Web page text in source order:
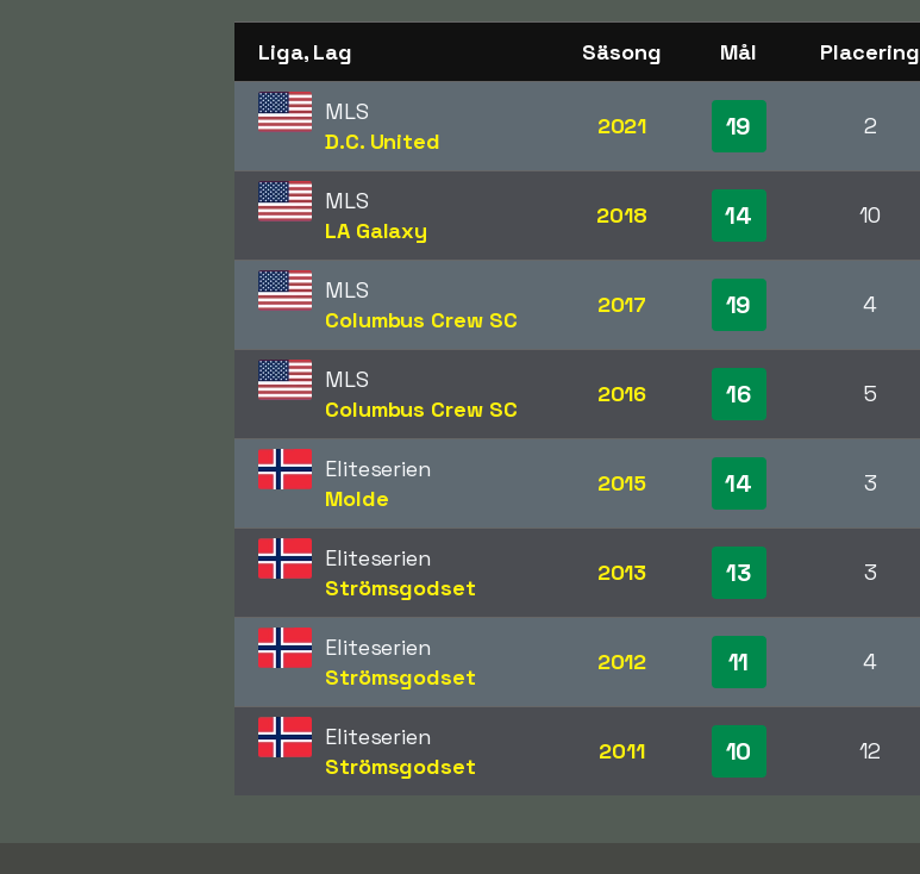
Liga, Lag Säsong Mål Placering
MLS
D.C. United
2021 19 2
MLS
LA Galaxy
2018 14 10
MLS
Columbus Crew SC
2017 19 4
MLS
Columbus Crew SC
2016 16 5
Eliteserien
Molde
2015 14 3
Eliteserien
Strömsgodset
2013 13 3
Eliteserien
Strömsgodset
2012 11 4
Eliteserien
Strömsgodset
2011 10 12